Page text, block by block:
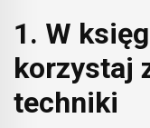
1. W
korzystaj
techniki